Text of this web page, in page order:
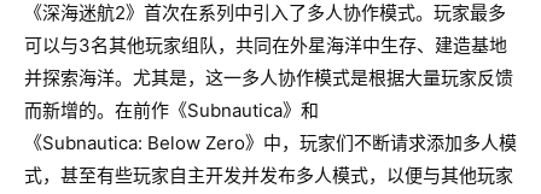
《深海迷航2》首次在系列中引入了多人协作模式。玩家最多
可以与3名其他玩家组队，共同在外星海洋中生存、建造基地
并探索海洋。尤其是，这一多人协作模式是根据大量玩家反馈
而新增的。在前作《Subnautica》和
《Subnautica: Below Zero》中，玩家们不断请求添加多人模
式，甚至有些玩家自主开发并发布多人模式，以便与其他玩家